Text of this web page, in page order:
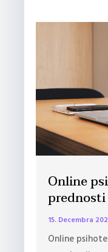
Online
15. Decembra
Online